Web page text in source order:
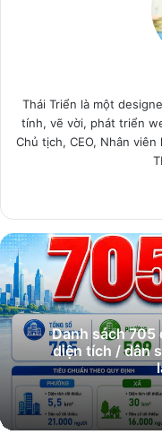
Thái Triển là một
tính, vẽ vời, phát triển
Chủ tịch, CEO, Nhân
Danh sách 705
diện tích / dân